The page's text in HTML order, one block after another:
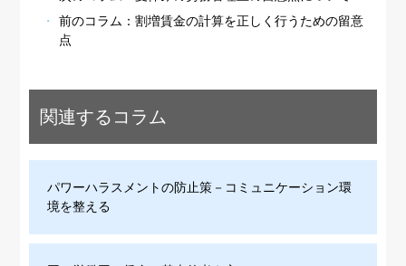
前のコラム： 割増賃金の計算を正しく行うための留意
点
関連するコラム
パワーハラスメントの防止策－コミュニケーション環
境を整える